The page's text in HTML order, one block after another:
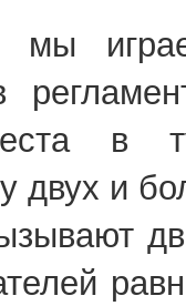
в
двух и